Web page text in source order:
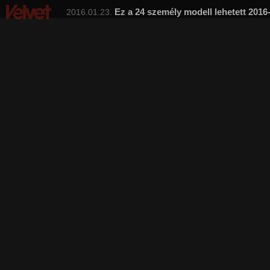
Ez a 24 személy modell lehetett
2016.01.23.